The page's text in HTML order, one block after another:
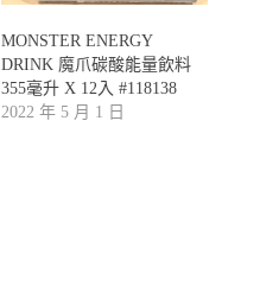
MONSTER ENERGY
DRINK 魔爪碳酸能量飲料
355毫升 X 12入 #118138
2022 年 5 月 1 日